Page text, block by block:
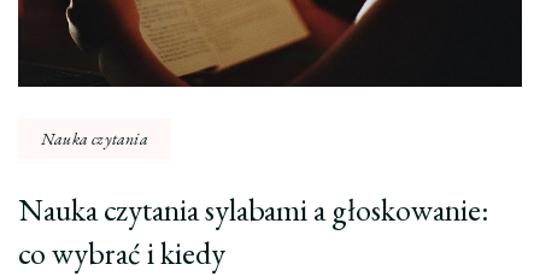
Nauka czytania
Nauka czytania sylabami a głoskowanie:
co wybrać i kiedy